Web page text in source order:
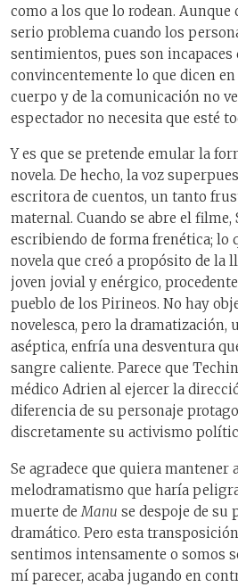
como a los que lo rodean.
serio problema cuando los
sentimientos, pues son incapaces
convincentemente lo que dicen
cuerpo y de la comunicación no
espectador no necesita que esté
Y es que se pretende emular la
novela. De hecho, la voz
escritora de cuentos, un tanto
maternal. Cuando se abre el filme,
escribiendo de forma frenética; lo
novela que creó a propósito de la
joven jovial y enérgico,
pueblo de los Pirineos. No hay
novelesca, pero la dramatización,
aséptica, enfría una desventura
sangre caliente. Parece que
médico Adrienal ejercer la
diferencia de su personaje
discretamente su activismo
Se agradece que quiera mantener
melodramatismo que haría
muerte deManu se despoje de su
dramático. Pero esta
sentimos intensamente o somos
mí parecer, acaba jugando en